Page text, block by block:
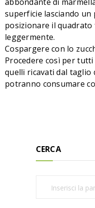
abbondante di
superficie lasciando un
posizionare il
leggermente.
Cospargere con lo
Procedere così per
quelli ricavati dal taglio
potranno consumare
CERCA